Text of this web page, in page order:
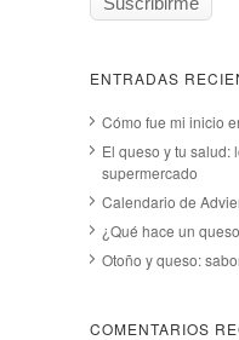
ENTRADAS
Cómo fue mi inicio
El queso y tu salud:
supermercado
Calendario de
¿Qué hace un
Otoño y queso:
COMENTARIOS